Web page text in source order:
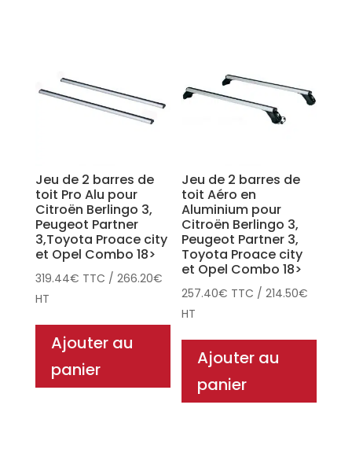
Jeu de 2 barres de
toit Pro Alu pour
Citroën Berlingo 3,
Peugeot Partner
3,Toyota Proace city
et Opel Combo 18>
319.44€ TTC / 266.20€
HT
Ajouter au
panier
Jeu de 2 barres de
toit Aéro en
Aluminium pour
Citroën Berlingo 3,
Peugeot Partner 3,
Toyota Proace city
et Opel Combo 18>
257.40€ TTC /214.50€
HT
Ajouter au
panier